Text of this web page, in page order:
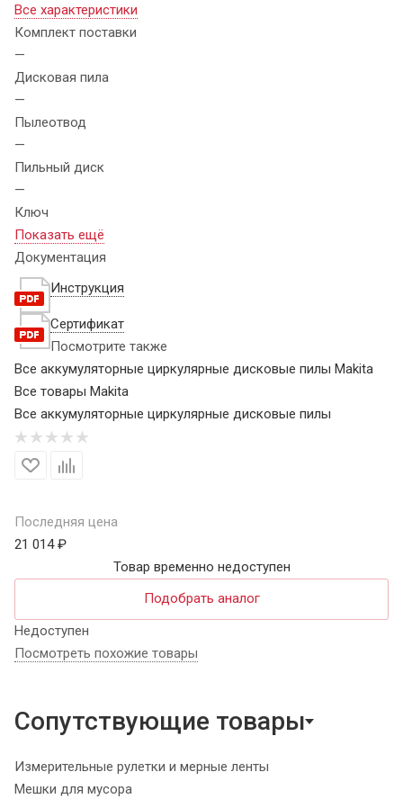
Все характеристики
Комплект поставки
—
Дисковая пила
—
Пылеотвод
—
Пильный диск
—
Ключ
Показать ещё
Документация
Инструкция
Сертификат
Посмотрите также
Все аккумуляторные циркулярные дисковые пилы Makita
Все товары Makita
Все аккумуляторные циркулярные дисковые пилы
Последняя цена
21 014 ₽
Товар временно недоступен
Подобрать аналог
Недоступен
Посмотреть похожие товары
Сопутствующие товары
Измерительные рулетки и мерные ленты
Мешки для мусора